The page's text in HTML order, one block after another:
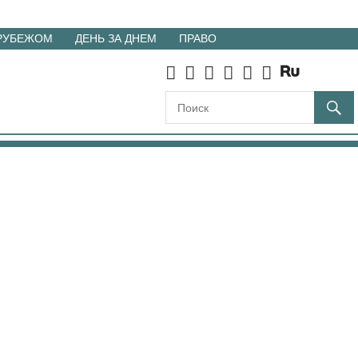
ДЕНЬ ЗА ДНЕМ ПРАВО